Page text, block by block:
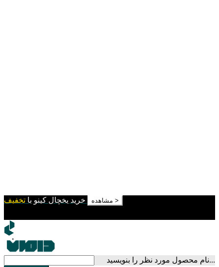
خرید یخچال کینو با تخفیف مشاهده >
نام محصول مورد نظر را بنویسید...